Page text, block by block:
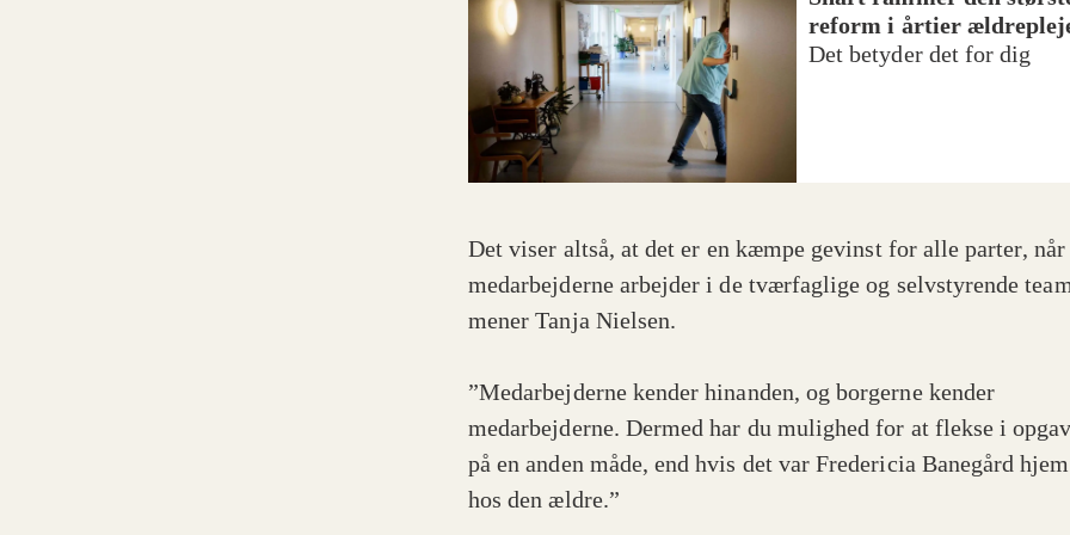
reform i årtier
Det betyder det for dig
Det viser altså, at det er en kæmpe gevinst for alle parter, når
medarbejderne arbejder i de tværfaglige og selvstyrende
mener Tanja Nielsen.
”Medarbejderne kender hinanden, og borgerne kender
medarbejderne. Dermed har du mulighed for at flekse i
på en anden måde, end hvis det var Fredericia Banegård
hos den ældre.”